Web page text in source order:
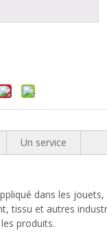
Un service
dans les
et autres
produits.